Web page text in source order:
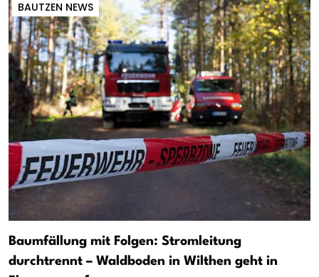
BAUTZEN NEWS
Baumfällung mit Folgen: Stromleitung
durchtrennt – Waldboden in Wilthen geht in